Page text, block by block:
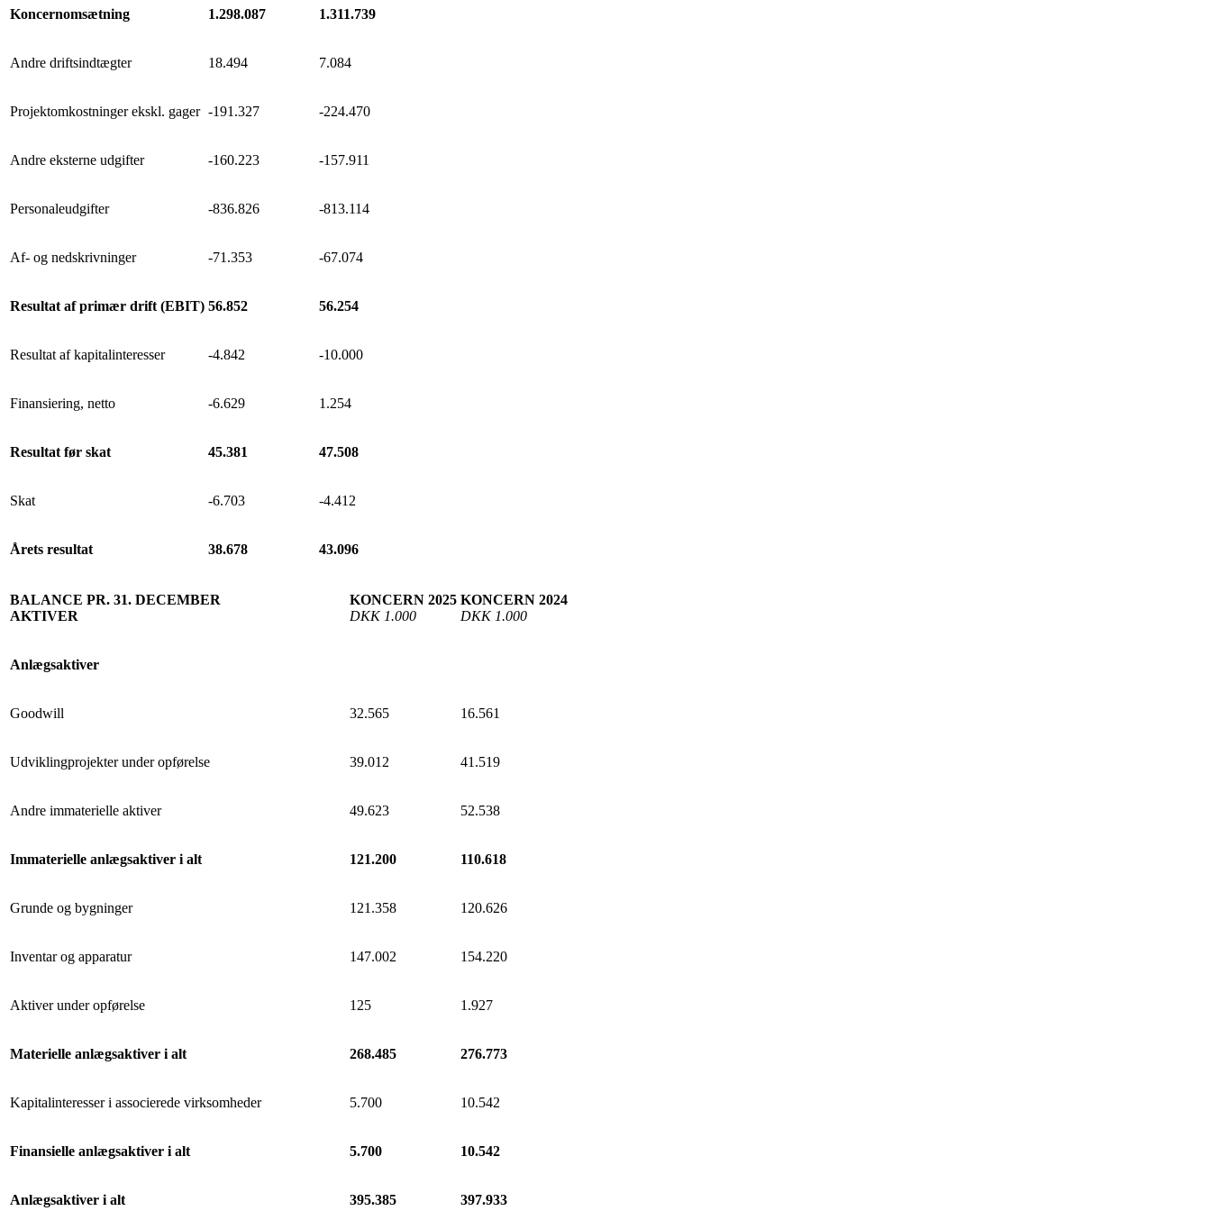
Koncernomsætning 1.298.087 1.311.739
Andre driftsindtægter 18.494 7.084
Projektomkostninger ekskl. gager -191.327 -224.470
Andre eksterne udgifter -160.223 -157.911
Personaleudgifter -836.826 -813.114
Af- og nedskrivninger -71.353 -67.074
Resultat af primær drift (EBIT) 56.852 56.254
Resultat af kapitalinteresser -4.842 -10.000
Finansiering, netto -6.629 1.254
Resultat før skat 45.381 47.508
Skat -6.703 -4.412
Årets resultat 38.678 43.096
BALANCE PR. 31. DECEMBER
AKTIVER
KONCERN 2025
DKK 1.000
KONCERN 2024
DKK 1.000
Anlægsaktiver
Goodwill 32.565 16.561
Udviklingprojekter under opførelse 39.012 41.519
Andre immaterielle aktiver 49.623 52.538
Immaterielle anlægsaktiver i alt 121.200 110.618
Grunde og bygninger 121.358 120.626
Inventar og apparatur 147.002 154.220
Aktiver under opførelse 125 1.927
Materielle anlægsaktiver i alt 268.485 276.773
Kapitalinteresser i associerede virksomheder 5.700 10.542
Finansielle anlægsaktiver i alt 5.700 10.542
Anlægsaktiver i alt 395.385 397.933